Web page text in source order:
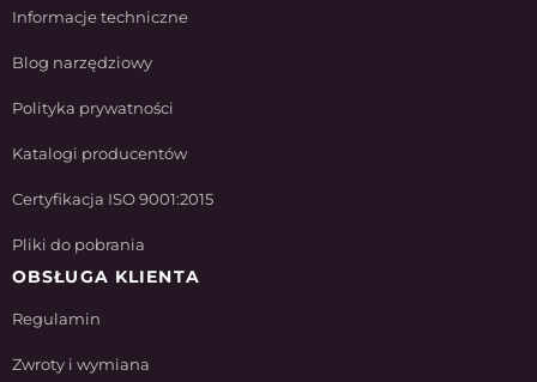
Informacje techniczne
Blog narzędziowy
Polityka prywatności
Katalogi producentów
Certyfikacja ISO 9001:2015
Pliki do pobrania
OBSŁUGA KLIENTA
Regulamin
Zwroty i wymiana